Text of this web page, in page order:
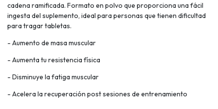
cadena ramificada. Formato en polvo que proporciona una fácil
ingesta del suplemento, ideal para personas que tienen dificultad
para tragar tabletas.
- Aumento de masa muscular
- Aumenta tu resistencia física
- Disminuye la fatiga muscular
- Acelera la recuperación post sesiones de entrenamiento